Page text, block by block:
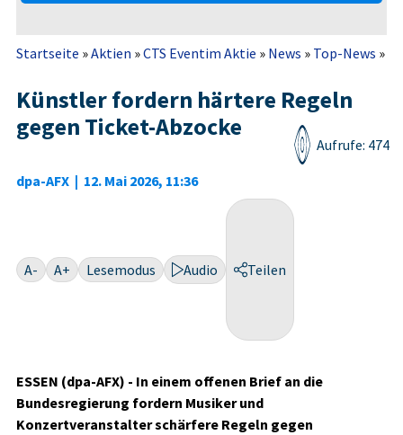
Startseite »Aktien »CTS Eventim Aktie » News » Top-News »
Künstler fordern härtere Regeln
gegen Ticket-Abzocke
dpa-AFX | 12. Mai 2026, 11:36
Aufrufe: 474
A- A+ Lesemodus Audio Teilen
ESSEN (dpa-AFX) - In einem offenen Brief an die
Bundesregierung fordern Musiker und
Konzertveranstalter schärfere Regeln gegen